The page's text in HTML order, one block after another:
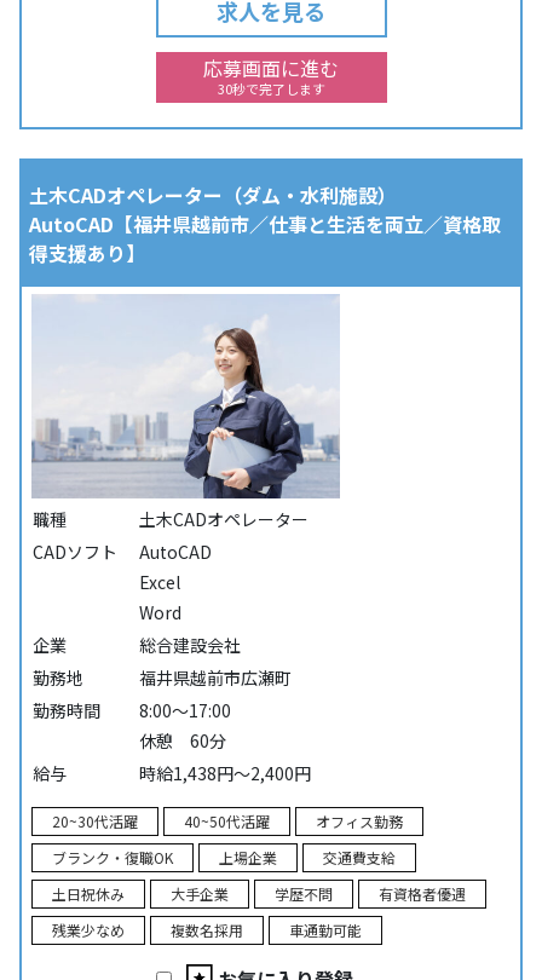
求人を見る
応募画面に進む
30秒で完了します
土木CADオペレーター（ダム・水利施設）
AutoCAD【福井県越前市／仕事と生活を両立／資格取
得支援あり】
職種
土木CADオペレーター
CADソフト
AutoCAD
Excel
Word
企業
総合建設会社
勤務地
福井県越前市広瀬町
勤務時間
8:00～17:00
休憩 60分
給与
時給1,438円～2,400円
20~30代活躍 40~50代活躍
オフィス勤務
ブランク・復職OK
上場企業
交通費支給
土日祝休み
大手企業 学歴不問
有資格者優遇
残業少なめ
複数名採用 車通勤可能